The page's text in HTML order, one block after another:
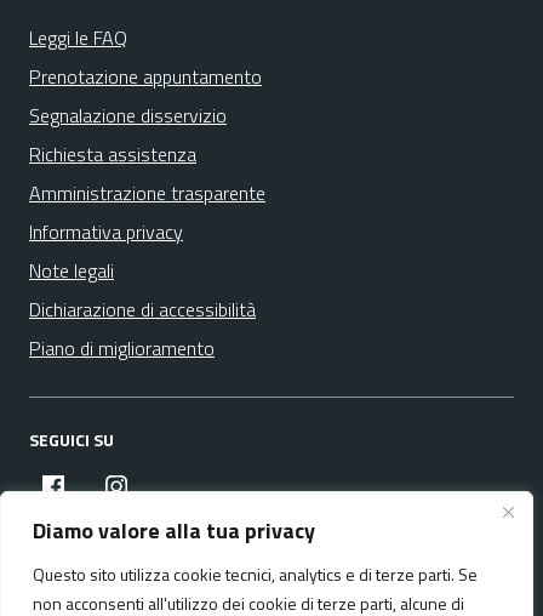
Diamo valore alla tua privacy
Questo sito utilizza cookie tecnici, analytics e di terze parti. Se
non acconsenti all'utilizzo dei cookie di terze parti, alcune di
Leggi le FAQ
Prenotazione appuntamento
Segnalazione disservizio
Richiesta assistenza
Amministrazione trasparente
Informativa privacy
Note legali
Dichiarazione di accessibilità
Piano di miglioramento
SEGUICI SU
facebookinstagram
Media policy Mappa del sito